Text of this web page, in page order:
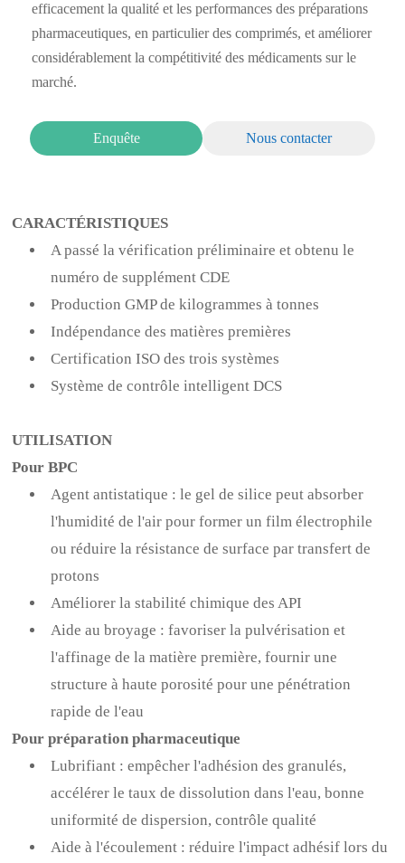
efficacement la qualité et les performances des préparations
pharmaceutiques, en particulier des comprimés, et améliorer
considérablement la compétitivité des médicaments sur le
marché.
Enquête Nous contacter
CARACTÉRISTIQUES
A passé la vérification préliminaire et obtenu le
numéro de supplément CDE
Production GMP de kilogrammes à tonnes
Indépendance des matières premières
Certification ISO des trois systèmes
Système de contrôle intelligent DCS
UTILISATION
Pour BPC
Agent antistatique : le gel de silice peut absorber
l'humidité de l'air pour former un film électrophile
ou réduire la résistance de surface par transfert de
protons
Améliorer la stabilité chimique des API
Aide au broyage : favoriser la pulvérisation et
l'affinage de la matière première, fournir une
structure à haute porosité pour une pénétration
rapide de l'eau
Pour préparation pharmaceutique
Lubrifiant : empêcher l'adhésion des granulés,
accélérer le taux de dissolution dans l'eau, bonne
uniformité de dispersion, contrôle qualité
Aide à l'écoulement : réduire l'impact adhésif lors du